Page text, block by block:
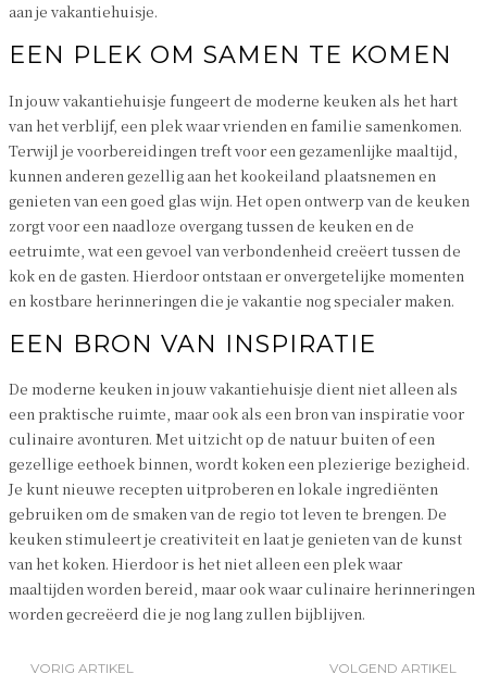
aan je vakantiehuisje.
EEN PLEK OM SAMEN TE KOMEN
In jouw vakantiehuisje fungeert de moderne keuken als het hart
van het verblijf, een plek waar vrienden en familie samenkomen.
Terwijl je voorbereidingen treft voor een gezamenlijke maaltijd,
kunnen anderen gezellig aan het kookeiland plaatsnemen en
genieten van een goed glas wijn. Het open ontwerp van de keuken
zorgt voor een naadloze overgang tussen de keuken en de
eetruimte, wat een gevoel van verbondenheid creëert tussen de
kok en de gasten. Hierdoor ontstaan er onvergetelijke momenten
en kostbare herinneringen die je vakantie nog specialer maken.
EEN BRON VAN INSPIRATIE
De moderne keuken in jouw vakantiehuisje dient niet alleen als
een praktische ruimte, maar ook als een bron van inspiratie voor
culinaire avonturen. Met uitzicht op de natuur buiten of een
gezellige eethoek binnen, wordt koken een plezierige bezigheid.
Je kunt nieuwe recepten uitproberen en lokale ingrediënten
gebruiken om de smaken van de regio tot leven te brengen. De
keuken stimuleert je creativiteit en laat je genieten van de kunst
van het koken. Hierdoor is het niet alleen een plek waar
maaltijden worden bereid, maar ook waar culinaire herinneringen
worden gecreëerd die je nog lang zullen bijblijven.
VORIG ARTIKEL VOLGEND ARTIKEL